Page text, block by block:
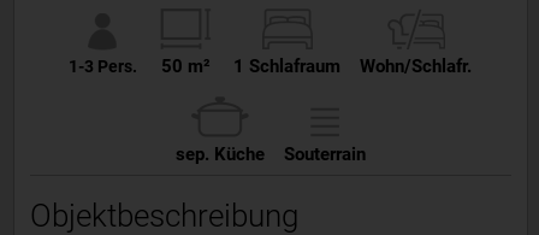
1-3 Pers. 50 m² 1 Schlafraum Wohn/Schlafr.
sep. Küche Souterrain
Objektbeschreibung